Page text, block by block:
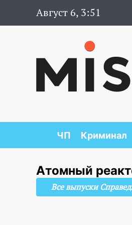
Август 6, 3:51
ЧП Криминал
Атомный
Все выпуски